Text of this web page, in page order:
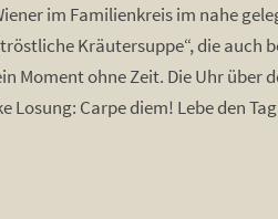
im Familienkreis im nahe
Kräutersuppe“, die auch
Moment ohne Zeit. Die Uhr über
Carpe diem! Lebe den